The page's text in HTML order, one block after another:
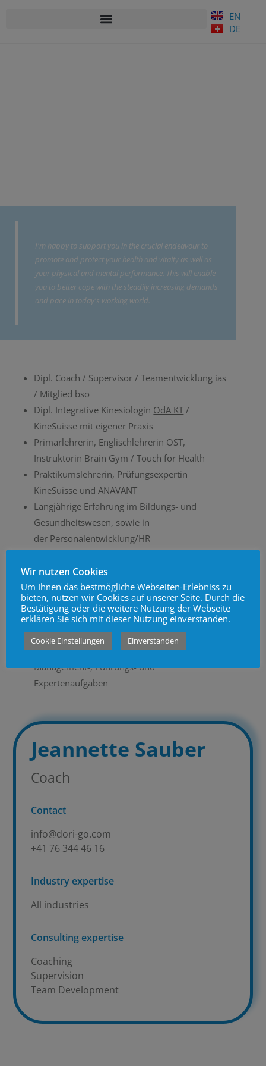
EN
DE
I'm happy to support you in the crucial endeavour to
promote and protect your health and vitaity as well as
your physical and mental performance. This will enable
you to better cope with the steadily increasing demands
and pace in today's working world.
Dipl. Coach / Supervisor / Teamentwicklung ias
/ Mitglied bso
Dipl. Integrative Kinesiologin OdA KT /
KineSuisse mit eigener Praxis
Primarlehrerin, Englischlehrerin OST,
Instruktorin Brain Gym / Touch for Health
Praktikumslehrerin, Prüfungsexpertin
KineSuisse und ANAVANT
Langjährige Erfahrung im Bildungs- und
Gesundheitswesen, sowie in
der Personalentwicklung/HR
in der Erwachsenenbildung
Standortbestimmung, Laufbahnberatung und
Ausbildungssupervision
Einzel-, Paar- und Familienberatung im
systemischen Dialog
Konfliktberatung bezüglich Organisation,
Management-, Führungs- und
Expertenaufgaben
Jeannette Sauber
Coach
Contact
info@dori-go.com
+41 76 344 46 16
Industry expertise
All industries
Consulting expertise
Coaching
Supervision
Team Development
Wir nutzen Cookies
Um Ihnen das bestmögliche Webseiten-Erlebniss zu
bieten, nutzen wir Cookies auf unserer Seite. Durch die
Bestätigung oder die weitere Nutzung der Webseite
erklären Sie sich mit dieser Nutzung einverstanden.
Cookie Einstellungen Einverstanden